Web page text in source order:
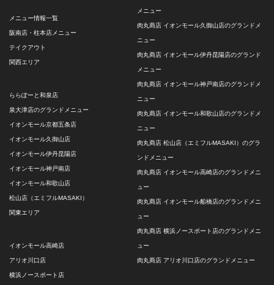
メニュー情報一覧
阪南店・柱本店メニュー
テイクアウト
関西エリア
ららぽーと和泉店
泉大津店のグランドメニュー
イオンモール京都五条店
イオンモール久御山店
イオンモール伊丹昆陽店
イオンモール神戸南店
イオンモール和歌山店
松山店（エミフルMASAKI）
関東エリア
イオンモール高崎店
アリオ川口店
横浜ノースポート店
メニュー
肉丸商店 イオンモール久御山店のグランドメ
ニュー
肉丸商店 イオンモール伊丹昆陽店のグランド
メニュー
肉丸商店 イオンモール神戸南店のグランドメ
ニュー
肉丸商店 イオンモール和歌山店のグランドメ
ニュー
肉丸商店 松山店（エミフルMASAKI）のグラ
ンドメニュー
肉丸商店 イオンモール高崎店のグランドメニ
ュー
肉丸商店 イオンモール船橋店のグランドメニ
ュー
肉丸商店 横浜ノースポート店のグランドメニ
ュー
肉丸商店 アリオ川口店のグランドメニュー